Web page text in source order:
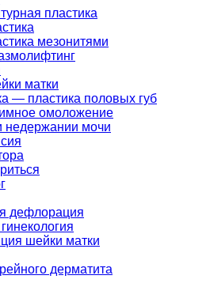
пластика
мезонитями
матки
— пластика половых губ
омоложение
недержании мочи
дефлорация
шейки матки
дерматита